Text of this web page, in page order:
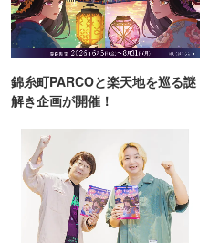
錦糸町PARCOと楽天地を巡る謎
解き企画が開催！